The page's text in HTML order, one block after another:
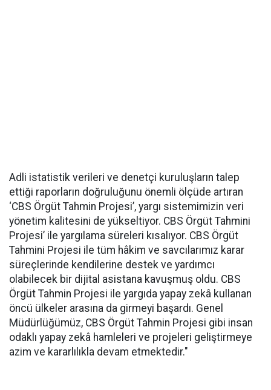
Adli istatistik verileri ve denetçi kuruluşların talep
ettiği raporların doğruluğunu önemli ölçüde artıran
‘CBS Örgüt Tahmin Projesi’, yargı sistemimizin veri
yönetim kalitesini de yükseltiyor. CBS Örgüt Tahmini
Projesi’ ile yargılama süreleri kısalıyor. CBS Örgüt
Tahmini Projesi ile tüm hâkim ve savcılarımız karar
süreçlerinde kendilerine destek ve yardımcı
olabilecek bir dijital asistana kavuşmuş oldu. CBS
Örgüt Tahmin Projesi ile yargıda yapay zekâ kullanan
öncü ülkeler arasına da girmeyi başardı. Genel
Müdürlüğümüz, CBS Örgüt Tahmin Projesi gibi insan
odaklı yapay zekâ hamleleri ve projeleri geliştirmeye
azim ve kararlılıkla devam etmektedir."